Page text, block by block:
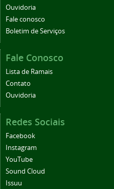
Ouvidoria
Fale conosco
Boletim de Serviços
Fale Conosco
Lista de Ramais
Contato
Ouvidoria
Redes Sociais
Facebook
Instagram
YouTube
Sound Cloud
Issuu